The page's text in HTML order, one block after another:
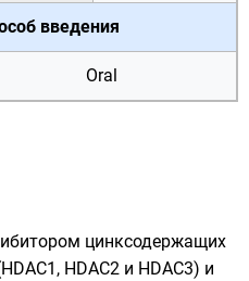
введения
Oral
цинксодержащих
HDAC1 , HDAC2 и HDAC3) и